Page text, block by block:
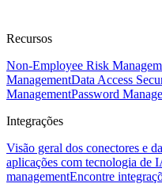
Recursos
Non-Employee Risk
ManagementData Access
ManagementPassword
Integrações
Visão geral dos conectores e
aplicações com tecnologia de
managementEncontre